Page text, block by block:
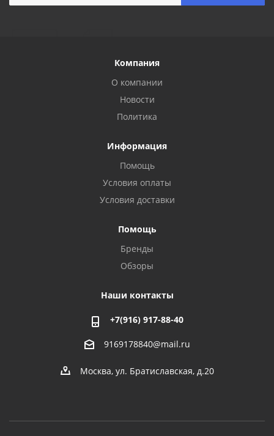
Компания
О компании
Новости
Политика
Информация
Помощь
Условия оплаты
Условия доставки
Помощь
Бренды
Обзоры
Наши контакты
+7(916) 917-88-40
9169178840@mail.ru
Москва, ул. Братиславская, д.20